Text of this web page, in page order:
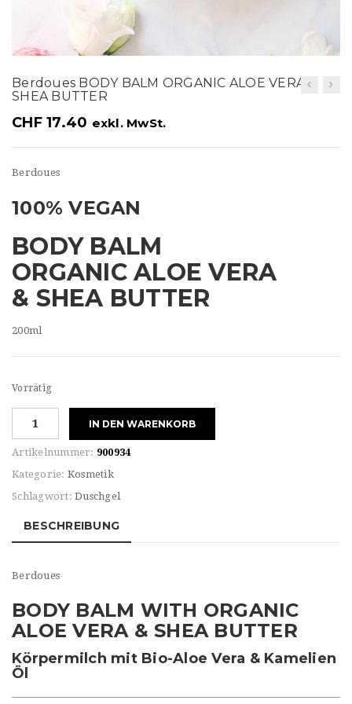
o
n
Berdoues BODY BALM ORGANIC ALOE VERA &
SHEA BUTTER
CHF17.40 exkl. MwSt.
Berdoues
100% VEGAN
BODY BALM
ORGANIC ALOE VERA
& SHEA BUTTER
200ml
Vorrätig
BALM
ORGANIC
VERA
Menge
IN DEN WARENKORB
Artikelnummer: 900934
Kategorie: Kosmetik
Schlagwort: Duschgel
BESCHREIBUNG
Berdoues
BODY BALM WITH ORGANIC
ALOE VERA & SHEA BUTTER
Körpermilch mit Bio-Aloe Vera & Kamelien
Öl